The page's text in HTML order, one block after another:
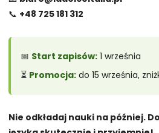
📞 +48 725 181 312
📅 Start zapisów: 1 września
⏳ Promocja: do 15 września,
Nie odkładaj nauki na później.